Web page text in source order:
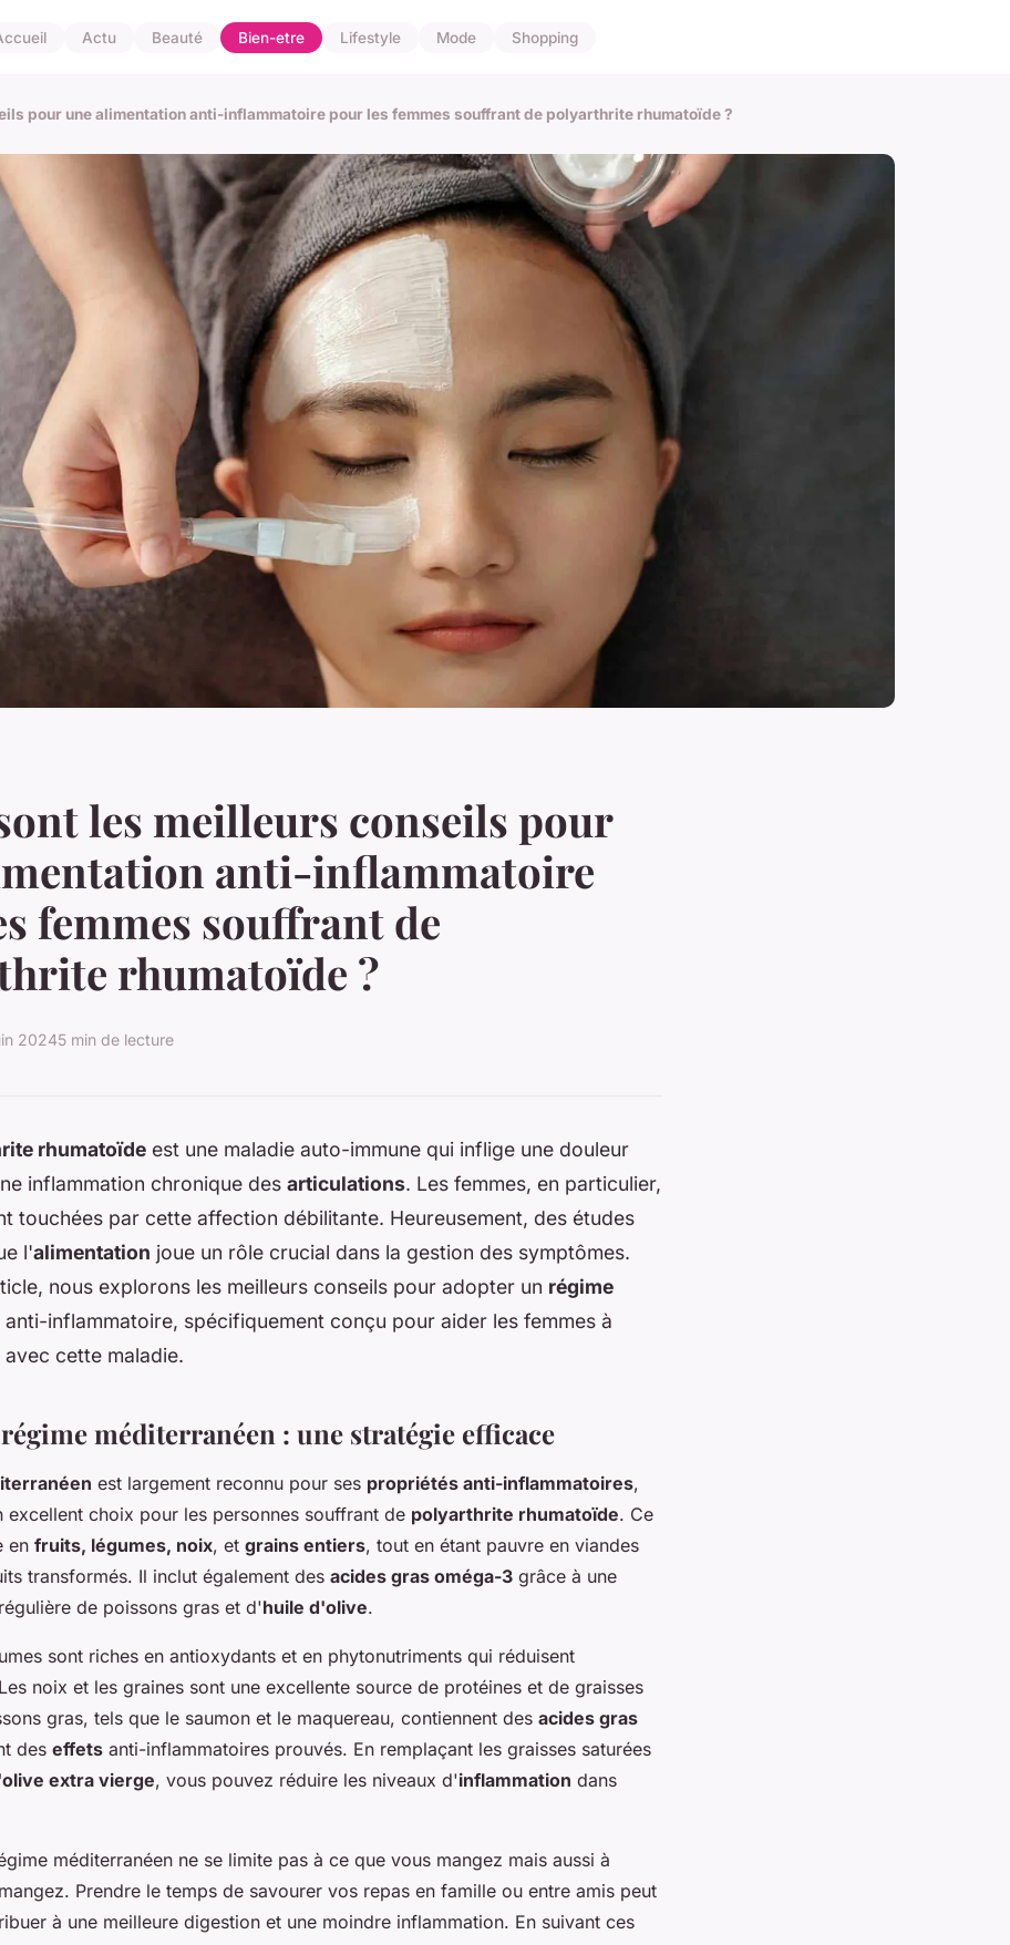
Actu Beauté Bien-etre Lifestyle Mode Shopping
pour une alimentation anti-inflammatoire pour les femmes souffrant de polyarthrite rhumatoïde ?
les meilleurs conseils pour
anti-inflammatoire
femmes souffrant de
rhumatoïde ?
20245 min de lecture
rhumatoïde est une maladie auto-immune qui inflige une douleur
inflammation chronique des articulations. Les femmes, en particulier,
touchées par cette affection débilitante. Heureusement, des études
l'alimentation joue un rôle crucial dans la gestion des symptômes.
nous explorons les meilleurs conseils pour adopter un régime
anti-inflammatoire, spécifiquement conçu pour aider les femmes à
cette maladie.
méditerranéen : une stratégie efficace
est largement reconnu pour ses propriétés anti-inflammatoires,
excellent choix pour les personnes souffrant de polyarthrite rhumatoïde. Ce
en fruits, légumes, noix, et grains entiers, tout en étant pauvre en viandes
transformés. Il inclut également des acides gras oméga-3 grâce à une
de poissons gras et d'huile d'olive.
sont riches en antioxydants et en phytonutriments qui réduisent
noix et les graines sont une excellente source de protéines et de graisses
gras, tels que le saumon et le maquereau, contiennent des acides gras
des effets anti-inflammatoires prouvés. En remplaçant les graisses saturées
extra vierge, vous pouvez réduire les niveaux d'inflammation dans
méditerranéen ne se limite pas à ce que vous mangez mais aussi à
Prendre le temps de savourer vos repas en famille ou entre amis peut
à une meilleure digestion et une moindre inflammation. En suivant ces